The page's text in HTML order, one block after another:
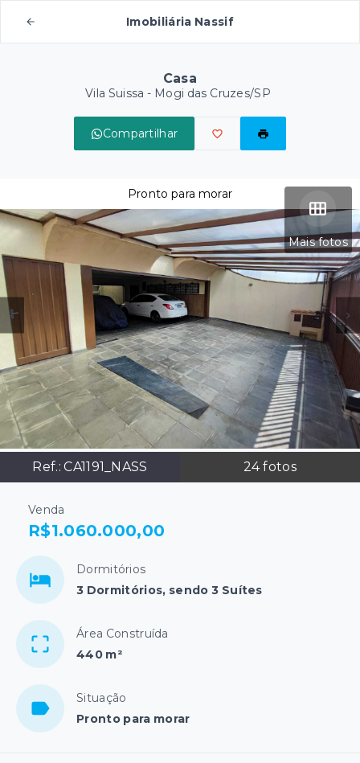
Imobiliária Nassif
Casa
Vila Suissa - Mogi das Cruzes/SP
Compartilhar
Mais fotos
Ref.:CA1191_NASS 24fotos
Pronto para morar
Venda
R$1.060.000,00
Dormitórios
3 Dormitórios, sendo 3 Suítes
Área Construída
440 m²
Situação
Pronto para morar